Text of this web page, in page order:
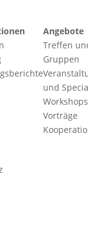
Angebote
Treffen
Gruppen
und
Vorträge